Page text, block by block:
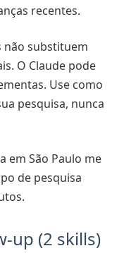
recentes.
não substituem
O Claude pode
Use como
pesquisa, nunca
em São Paulo me
de pesquisa
up (2 skills)